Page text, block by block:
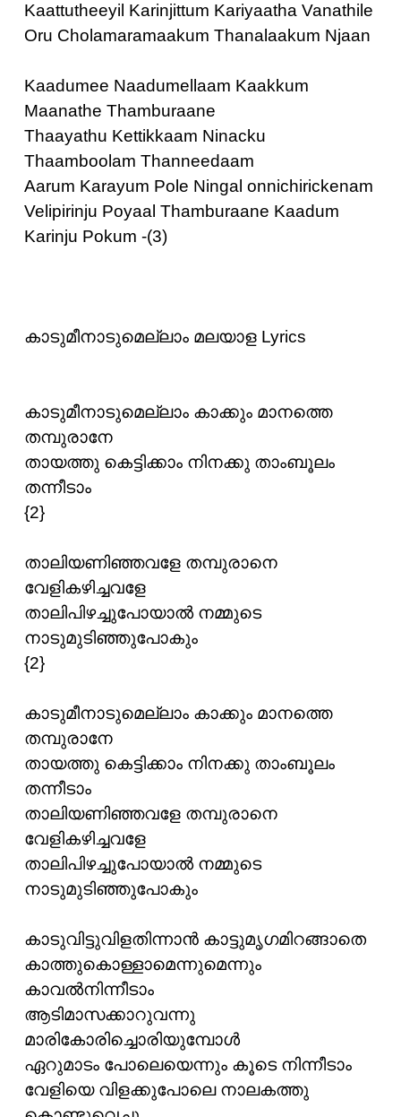
Kaattutheeyil Karinjittum Kariyaatha Vanathile
Oru Cholamaramaakum Thanalaakum Njaan
Kaadumee Naadumellaam Kaakkum
Maanathe Thamburaane
Thaayathu Kettikkaam Ninacku
Thaamboolam Thanneedaam
Aarum Karayum Pole Ningal onnichirickenam
Velipirinju Poyaal Thamburaane Kaadum
Karinju Pokum -(3)
കാടുമീനാടുമെല്ലാം മലയാള Lyrics
കാടുമീനാടുമെല്ലാം കാക്കും മാനത്തെ
തമ്പുരാനേ
തായത്തു കെട്ടിക്കാം നിനക്കു താംബൂലം
തന്നീടാം
{2}
താലിയണിഞ്ഞവളേ തമ്പുരാനെ
വേളികഴിച്ചവളേ
താലിപിഴച്ചുപോയാല്‍ നമ്മുടെ
നാടുമുടിഞ്ഞുപോകും
{2}
കാടുമീനാടുമെല്ലാം കാക്കും മാനത്തെ
തമ്പുരാനേ
തായത്തു കെട്ടിക്കാം നിനക്കു താംബൂലം
തന്നീടാം
താലിയണിഞ്ഞവളേ തമ്പുരാനെ
വേളികഴിച്ചവളേ
താലിപിഴച്ചുപോയാല്‍ നമ്മുടെ
നാടുമുടിഞ്ഞുപോകും
കാടുവിട്ടുവിളതിന്നാന്‍ കാട്ടുമൃഗമിറങ്ങാതെ
കാത്തുകൊള്ളാമെന്നുമെന്നും
കാവല്‍നിന്നീടാം
ആടിമാസക്കാറുവന്നു
മാരികോരിച്ചൊരിയുമ്പോള്‍
ഏറുമാടം പോലെയെന്നും കൂടെ നിന്നീടാം
വേളിയെ വിളക്കുപോലെ നാലകത്തു